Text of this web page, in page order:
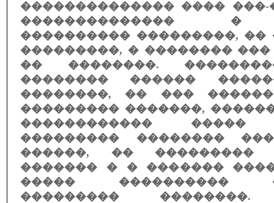
�������������� ����
�������������� �
���������� ���������, ��
���������, � ��������
�� ��������.
�������� ������
��������, �� ���
��������� �������,
������������ �����
��������� ��������
������, �� ���������
������� � � �������
����� ����������
��������� ��������.